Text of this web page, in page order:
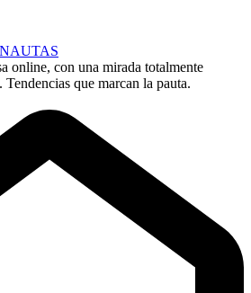
online, con una mirada totalmente
que marcan la pauta.